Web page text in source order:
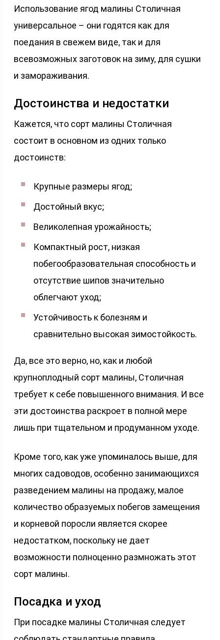
Использование ягод малины Столичная
универсальное – они годятся как для
поедания в свежем виде, так и для
всевозможных заготовок на зиму, для сушки
и замораживания.
Достоинства и недостатки
Кажется, что сорт малины Столичная
состоит в основном из одних только
достоинств:
Крупные размеры ягод;
Достойный вкус;
Великолепная урожайность;
Компактный рост, низкая
побегообразовательная способность и
отсутствие шипов значительно
облегчают уход;
Устойчивость к болезням и
сравнительно высокая зимостойкость.
Да, все это верно, но, как и любой
крупноплодный сорт малины, Столичная
требует к себе повышенного внимания. И все
эти достоинства раскроет в полной мере
лишь при тщательном и продуманном уходе.
Кроме того, как уже упоминалось выше, для
многих садоводов, особенно занимающихся
разведением малины на продажу, малое
количество образуемых побегов замещения
и корневой поросли является скорее
недостатком, поскольку не дает
возможности полноценно размножать этот
сорт малины.
Посадка и уход
При посадке малины Столичная следует